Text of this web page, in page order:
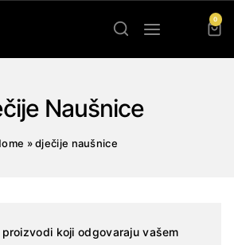
0
Naušnice
»dječije naušnice
koji odgovaraju vašem